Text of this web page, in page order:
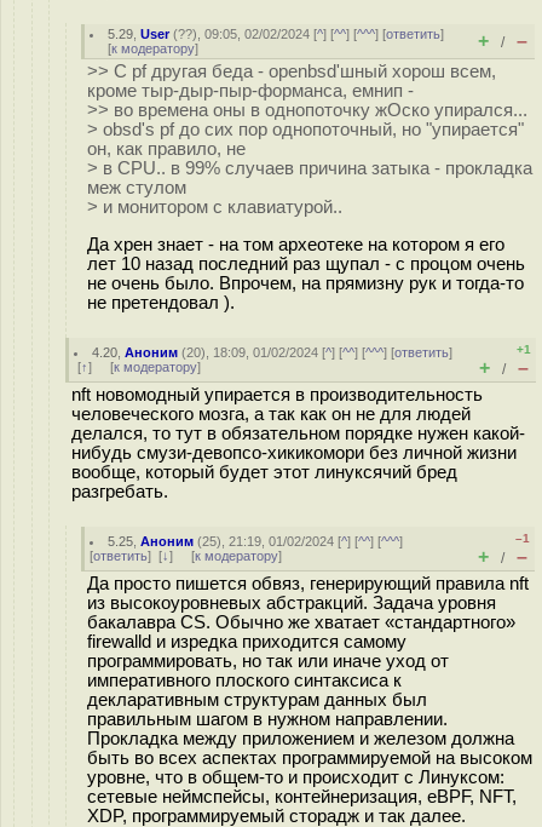
5.29 ,User(??), 09:05, 02/02/2024 [^] [^^] [^^^] [ответить]
[к модератору] + / –
>> С pf другая беда - openbsd'шный хорош всем,
кроме тыр-дыр-пыр-форманса, емнип -
>> во времена оны в однопоточку жОско упирался...
> obsd's pf до сих пор однопоточный, но "упирается"
он, как правило, не
> в CPU.. в 99% случаев причина затыка - прокладка
меж стулом
> и монитором с клавиатурой..
Да хрен знает - на том археотеке на котором я его
лет 10 назад последний раз щупал - с процом очень
не очень было. Впрочем, на прямизну рук и тогда-то
не претендовал ).
4.20 ,Аноним (20), 18:09, 01/02/2024 [^] [^^] [^^^] [ответить]
[↑] [к модератору]
+1
+ / –
nft новомодный упирается в производительность
человеческого мозга, а так как он не для людей
делался, то тут в обязательном порядке нужен какой-
нибудь смузи-девопсо-хикикомори без личной жизни
вообще, который будет этот линуксячий бред
разгребать.
5.25 ,Аноним (25), 21:19, 01/02/2024 [^] [^^] [^^^]
[ответить] [↓] [к модератору]
–1
+ / –
Да просто пишется обвяз, генерирующий правила nft
из высокоуровневых абстракций. Задача уровня
бакалавра CS. Обычно же хватает «стандартного»
firewalld и изредка приходится самому
программировать, но так или иначе уход от
императивного плоского синтаксиса к
декларативным структурам данных был
правильным шагом в нужном направлении.
Прокладка между приложением и железом должна
быть во всех аспектах программируемой на высоком
уровне, что в общем-то и происходит с Линуксом:
сетевые неймспейсы, контейнеризация, eBPF, NFT,
XDP, программируемый сторадж и так далее.